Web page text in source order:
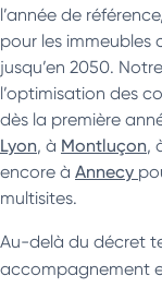
l’année de
pour les
jusqu’en 2050.
l’optimisation des
dès la première
Lyon, à Montluçon,
encore à Annecy
multisites.
Au-delà du décret
accompagnement